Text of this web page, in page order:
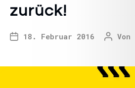
zurück!
18. Februar 2016 Von